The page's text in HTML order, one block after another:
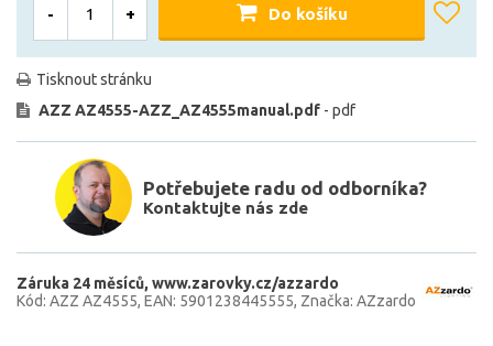
- + Do košíku
Tisknout stránku
AZZ AZ4555-AZZ_AZ4555manual.pdf - pdf
Potřebujete radu od odborníka?
Kontaktujte nás zde
Záruka 24 měsíců www.zarovky.cz/azzardo
Kód: AZZ AZ4555 EAN: 5901238445555 Značka: AZzardo